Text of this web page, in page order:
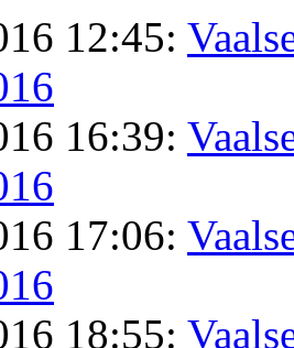
12:45:
16:39:
17:06:
18:55: